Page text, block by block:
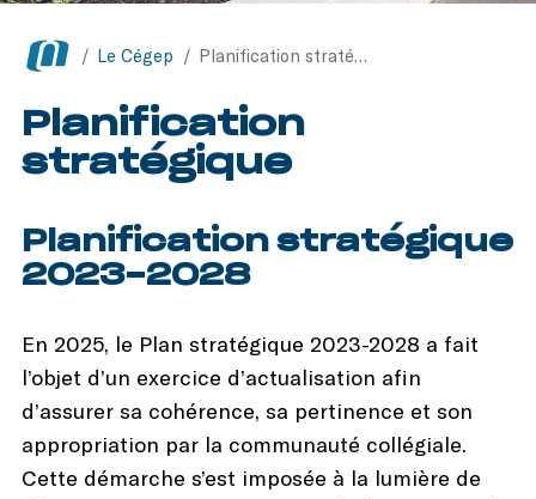
/ Le Cégep / Planification stratégique
Planification
stratégique
Planification stratégique
2023-2028
En 2025, le Plan stratégique 2023-2028 a fait
l’objet d’un exercice d’actualisation afin
d’assurer sa cohérence, sa pertinence et son
appropriation par la communauté collégiale.
Cette démarche s’est imposée à la lumière de